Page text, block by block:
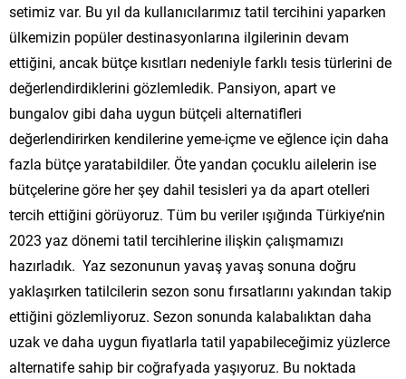
setimiz var. Bu yıl da kullanıcılarımız tatil tercihini yaparken
ülkemizin popüler destinasyonlarına ilgilerinin devam
ettiğini, ancak bütçe kısıtları nedeniyle farklı tesis türlerini de
değerlendirdiklerini gözlemledik. Pansiyon, apart ve
bungalov gibi daha uygun bütçeli alternatifleri
değerlendirirken kendilerine yeme-içme ve eğlence için daha
fazla bütçe yaratabildiler. Öte yandan çocuklu ailelerin ise
bütçelerine göre her şey dahil tesisleri ya da apart otelleri
tercih ettiğini görüyoruz. Tüm bu veriler ışığında Türkiye’nin
2023 yaz dönemi tatil tercihlerine ilişkin çalışmamızı
hazırladık. Yaz sezonunun yavaş yavaş sonuna doğru
yaklaşırken tatilcilerin sezon sonu fırsatlarını yakından takip
ettiğini gözlemliyoruz. Sezon sonunda kalabalıktan daha
uzak ve daha uygun fiyatlarla tatil yapabileceğimiz yüzlerce
alternatife sahip bir coğrafyada yaşıyoruz. Bu noktada